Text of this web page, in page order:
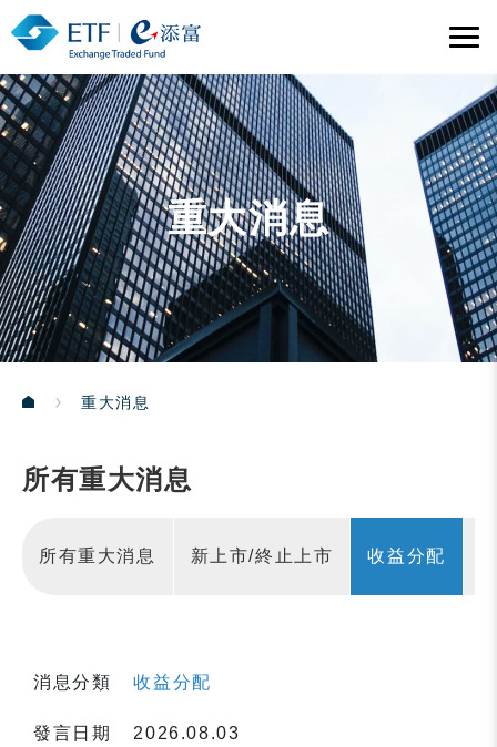
重大消息
重大消息
所有重大消息
所有重大消息 新上市/終止上市 收益分配
消息分類 收益分配
發言日期 2026.08.03